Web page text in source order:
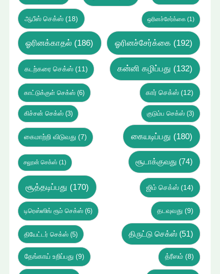
ஆபீஸ் செக்ஸ் (18) ஒரினச்சேர்க்கை (1)
ஓரினக்காதல் (186) ஓரினச்சேர்க்கை (192)
கடற்கரை செக்ஸ்(11) கன்னி கழிப்பது (132)
காட்டுக்குள் செக்ஸ் (6) கார் செக்ஸ் (12)
கிச்சன் செக்ஸ்(3) குடும்ப செக்ஸ் (3)
கைமாற்றி விடுவது (7) கையடிப்பது (180)
சலூன் செக்ஸ் (1) சூடாக்குவது (74)
சூத்தடிப்பது (170) ஜிம் செக்ஸ் (14)
டிரெஸ்ஸிங் ரூம் செக்ஸ் (6) தடவுவது (9)
தியேட்டர் செக்ஸ் (5) திருட்டு செக்ஸ்(51)
தேங்காய் உறிப்பது (9) த்ரீஸம்(8)